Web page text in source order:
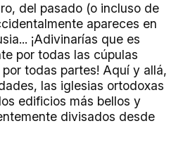
del pasado (o incluso de
apareces en
¡Adivinarías que es
por todas las cúpulas
todas partes! Aquí y allá,
las iglesias ortodoxas
edificios más bellos y
divisados desde